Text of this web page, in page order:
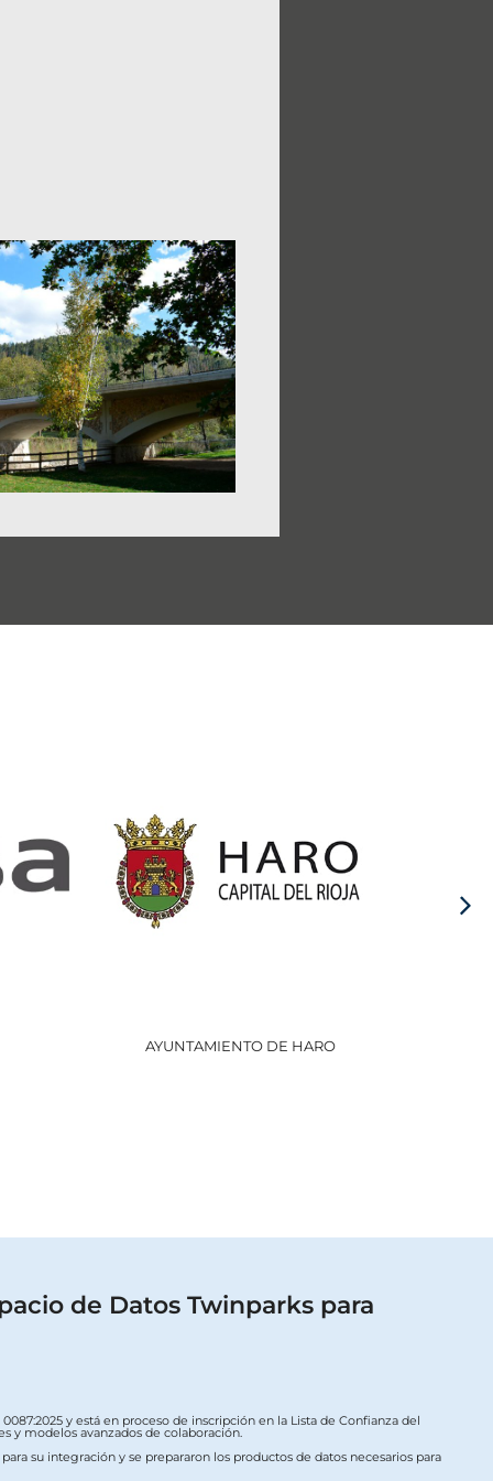
AYUNTAMIENTO DE HARO
de Datos Twinparks para
y está en proceso de inscripción en la Lista de Confianza del
y modelos avanzados de colaboración.
su integración y se prepararon los productos de datos necesarios para